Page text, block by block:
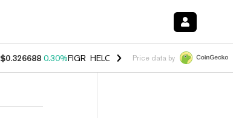
$0.326688 0.30%FIGR_HELOC $1.035 1.50% HYPE $55.62
Price data by